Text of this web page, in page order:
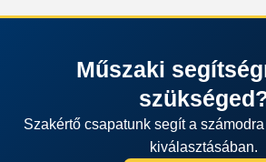
Műszaki
Szakértő csapatunk segít a
kiválasztásában.